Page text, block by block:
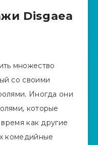
Disgaea
множество
со своими
Иногда они
которые
как другие
комедийные